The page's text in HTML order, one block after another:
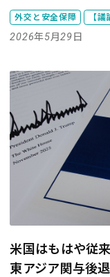
外交と安全保障 【
2026年5月29日
米国はもはや従
東アジア関与後